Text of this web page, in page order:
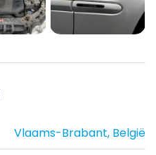
Vlaams-Brabant, België